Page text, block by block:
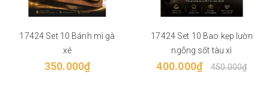
17424 Set 10 Bánh mì gà
xé
350.000₫
17424 Set 10 Bao kẹp lườn
ngỗng sốt tàu xì
400.000₫ 450.000₫